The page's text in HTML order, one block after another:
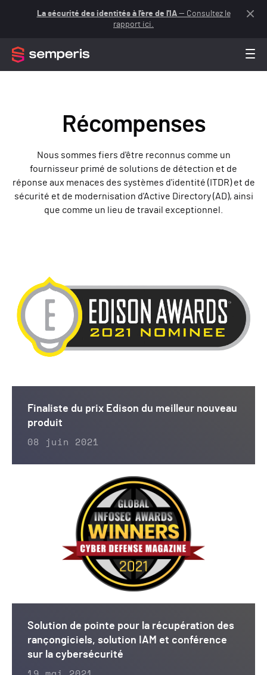
La sécurité des identités à l'ère de l'IA— Consultez le
rapport ici.
Récompenses
Nous sommes fiers d'être reconnus comme un
fournisseur primé de solutions de détection et de
réponse aux menaces des systèmes d'identité (ITDR) et de
sécurité et de modernisation d'Active Directory (AD), ainsi
que comme un lieu de travail exceptionnel.
Finaliste du prix Edison du meilleur nouveau
produit
08 juin 2021
Solution de pointe pour la récupération des
rançongiciels, solution IAM et conférence
sur la cybersécurité